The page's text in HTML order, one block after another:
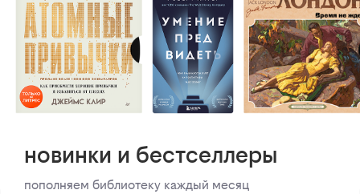
новинки и бестселлеры
пополняем библиотеку каждый месяц